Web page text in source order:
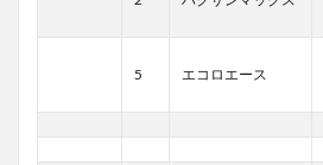
5 エコロエース